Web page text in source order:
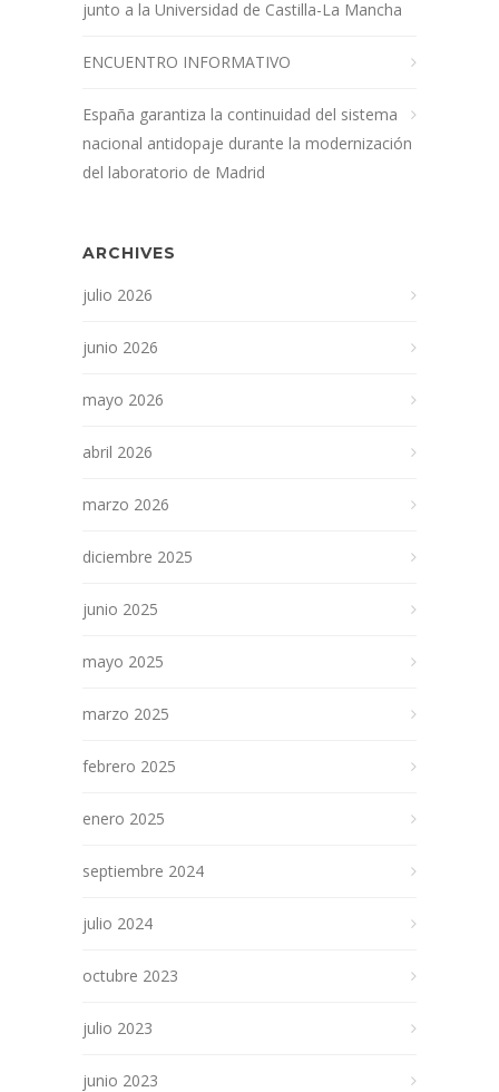
junto a la Universidad de Castilla-La Mancha
ENCUENTRO INFORMATIVO
España garantiza la continuidad del sistema
nacional antidopaje durante la modernización
del laboratorio de Madrid
ARCHIVES
julio 2026
junio 2026
mayo 2026
abril 2026
marzo 2026
diciembre 2025
junio 2025
mayo 2025
marzo 2025
febrero 2025
enero 2025
septiembre 2024
julio 2024
octubre 2023
julio 2023
junio 2023